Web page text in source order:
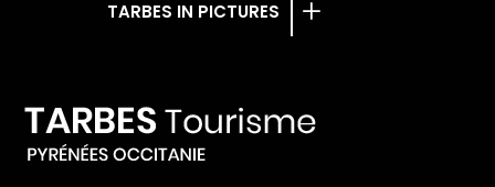
TARBES IN PICTURES